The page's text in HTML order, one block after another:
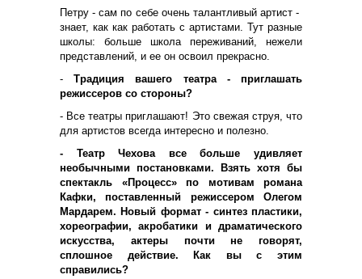
Петру - сам по себе очень талантливый артист -
знает, как как работать с артистами. Тут разные
школы: больше школа переживаний, нежели
представлений, и ее он освоил прекрасно.
-Традиция вашего театра - приглашать
режиссеров со стороны?
- Все театры приглашают! Это свежая струя, что
для артистов всегда интересно и полезно.
- Театр Чехова все больше удивляет
необычными постановками. Взять хотя бы
спектакль «Процесс» по мотивам романа
Кафки, поставленный режиссером Олегом
Мардарем. Новый формат - синтез пластики,
хореографии, акробатики и драматического
искусства, актеры почти не говорят,
сплошное действие. Как вы с этим
справились?